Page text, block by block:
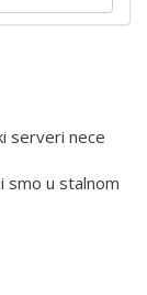
serveri nece
smo u stalnom